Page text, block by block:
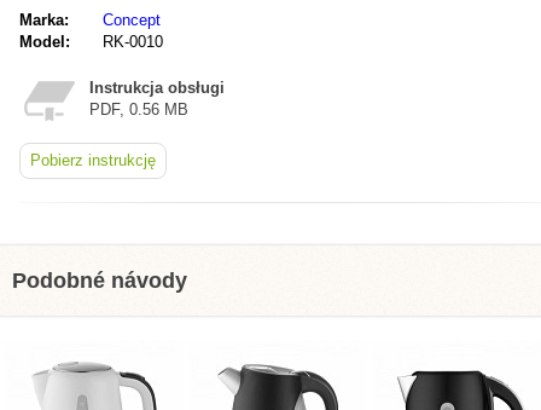
Marka:
Concept
Model:
RK-0010
Instrukcja obsługi
PDF, 0.56 MB
Pobierz instrukcję
Podobné návody